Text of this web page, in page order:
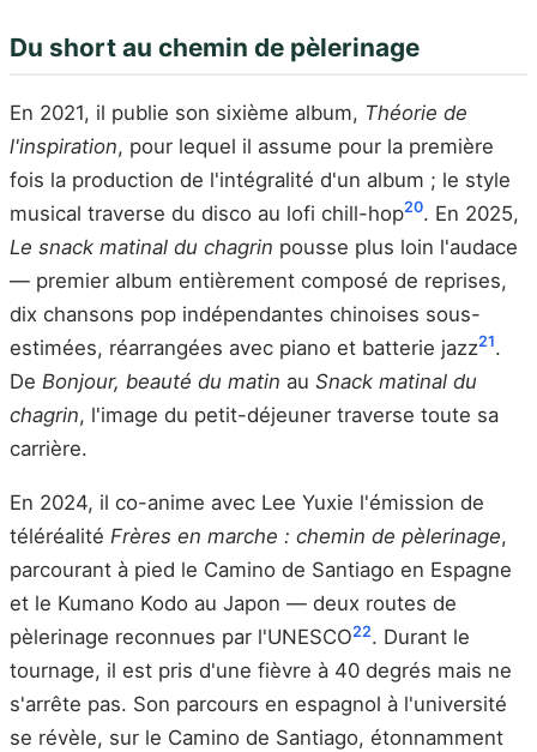
Du short au chemin de pèlerinage
En 2021, il publie son sixième album, Théorie de
l'inspiration, pour lequel il assume pour la première
fois la production de l'intégralité d'un album ; le style
musical traverse du disco au lofi chill-hop20. En 2025,
Le snack matinal du chagrin pousse plus loin l'audace
— premier album entièrement composé de reprises,
dix chansons pop indépendantes chinoises sous-
estimées, réarrangées avec piano et batterie jazz21.
De Bonjour, beauté du matin au Snack matinal du
chagrin, l'image du petit-déjeuner traverse toute sa
carrière.
En 2024, il co-anime avec Lee Yuxie l'émission de
téléréalité Frères en marche : chemin de pèlerinage,
parcourant à pied le Camino de Santiago en Espagne
et le Kumano Kodo au Japon — deux routes de
pèlerinage reconnues par l'UNESCO22. Durant le
tournage, il est pris d'une fièvre à 40 degrés mais ne
s'arrête pas. Son parcours en espagnol à l'université
se révèle, sur le Camino de Santiago, étonnamment